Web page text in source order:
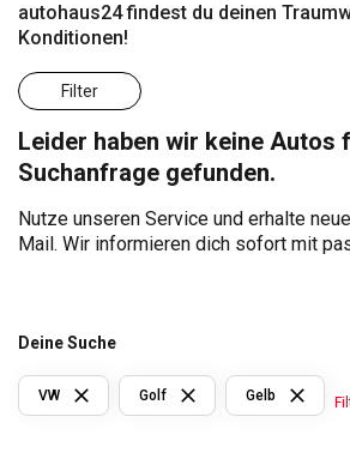
autohaus24 findest du deinen
Konditionen!
Filter
Leider haben wir keine Autos
Suchanfrage gefunden.
Nutze unseren Service und erhalte
Mail. Wir informieren dich sofort mit
Deine Suche
VW Golf Gelb